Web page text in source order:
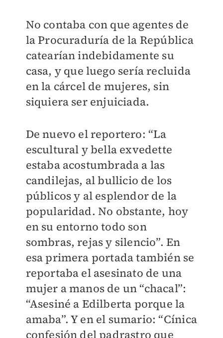
No contaba con que agentes de
la Procuraduría de la República
catearían indebidamente su
casa, y que luego sería recluida
en la cárcel de mujeres, sin
siquiera ser enjuiciada.
De nuevo el reportero: “La
escultural y bella exvedette
estaba acostumbrada a las
candilejas, al bullicio de los
públicos y al esplendor de la
popularidad. No obstante, hoy
en su entorno todo son
sombras, rejas y silencio”. En
esa primera portada también se
reportaba el asesinato de una
mujer a manos de un “chacal”:
“Asesiné a Edilberta porque la
amaba”. Y en el sumario: “Cínica
confesión del padrastro que